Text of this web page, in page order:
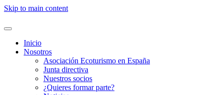
Skip to main content
Inicio
Nosotros
Asociación Ecoturismo en España
Junta directiva
Nuestros socios
¿Quieres formar parte?